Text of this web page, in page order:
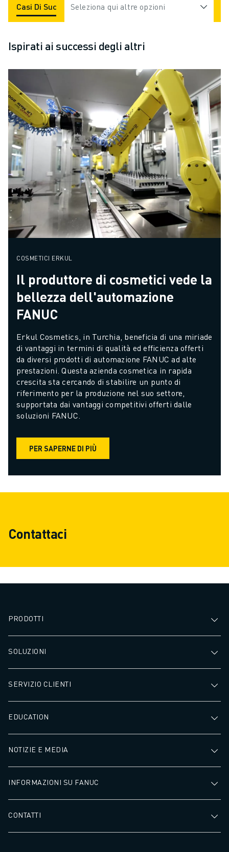
Casi Di Successo Applicazioni Settori
Seleziona qui altre opzioni
Ispirati ai successi degli altri
COSMETICI ERKUL
Il produttore di cosmetici vede la
bellezza dell'automazione
FANUC
Erkul Cosmetics, in Turchia, beneficia di una miriade
di vantaggi in termini di qualità ed efficienza offerti
da diversi prodotti di automazione FANUC ad alte
prestazioni. Questa azienda cosmetica in rapida
crescita sta cercando di stabilire un punto di
riferimento per la produzione nel suo settore,
supportata dai vantaggi competitivi offerti dalle
soluzioni FANUC.
PER SAPERNE DI PIÙ
Contattaci
PRODOTTI
SOLUZIONI
SERVIZIO CLIENTI
EDUCATION
NOTIZIE E MEDIA
INFORMAZIONI SU FANUC
CONTATTI